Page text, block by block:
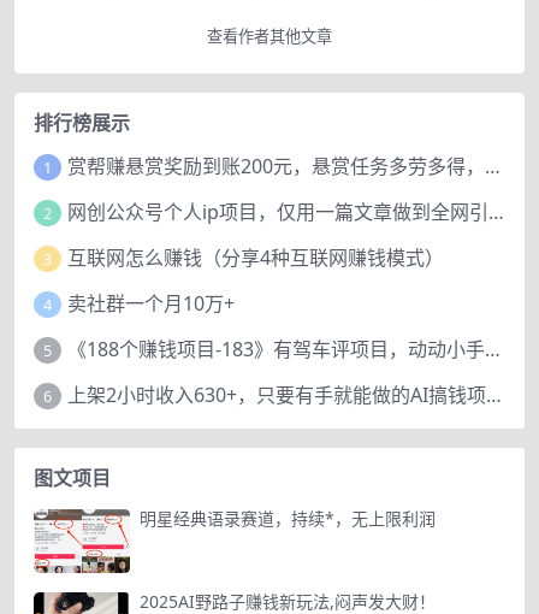
查看作者其他文章
排行榜展示
1 赏帮赚悬赏奖励到账200元，悬赏任务多劳多得，人人可做。
2 网创公众号个人ip项目，仅用一篇文章做到全网引流！
3 互联网怎么赚钱（分享4种互联网赚钱模式）
4 卖社群一个月10万+
5 《188个赚钱项目-183》有驾车评项目，动动小手，复制粘贴赚44元！
6 上架2小时收入630+，只要有手就能做的AI搞钱项目，奶奶看完都能学会!
图文项目
明星经典语录赛道，持续*，无上限利润
2025AI野路子赚钱新玩法,闷声发大财！